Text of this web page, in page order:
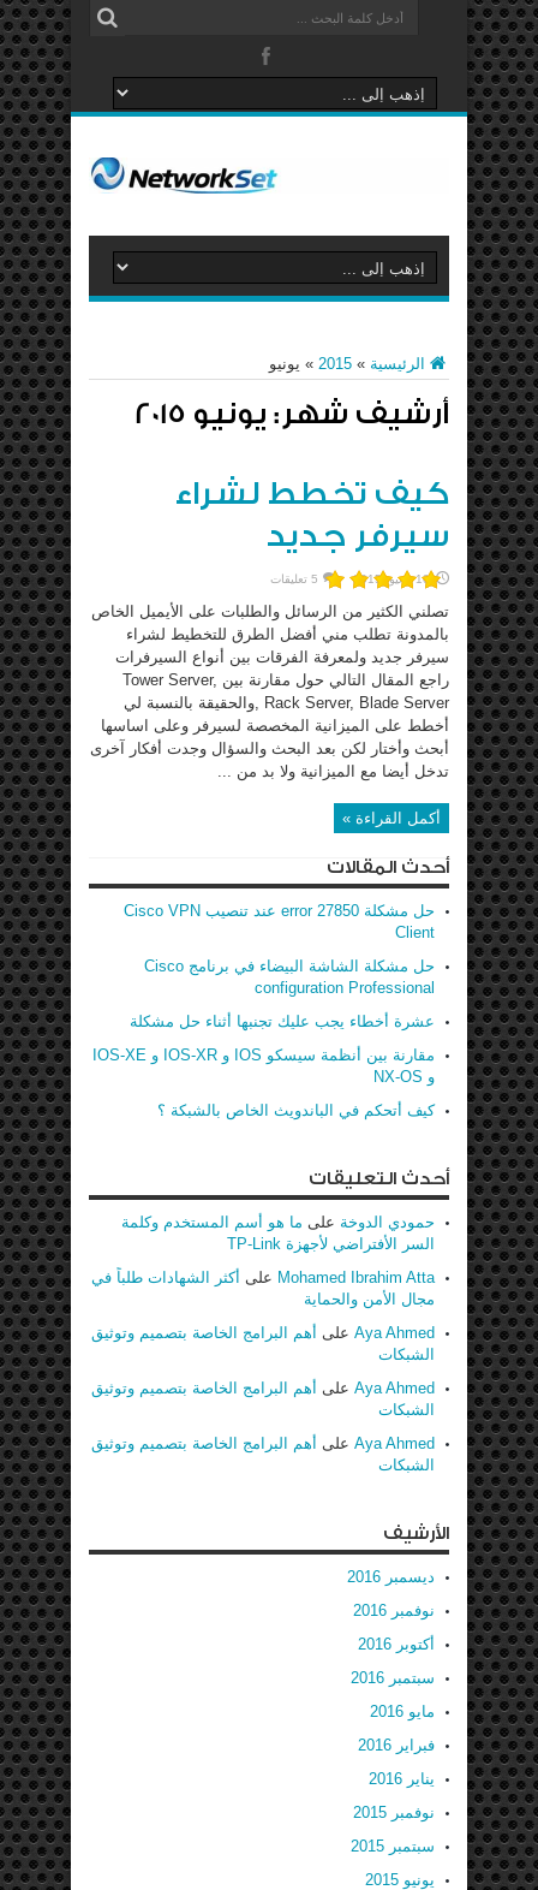
الرئيسية »
2015
» يونيو
أرشيف شهر: يونيو 2015
كيف تخطط لشراء
سيرفر جديد
10 يونيو، 2015 5 تعليقات
تصلني الكثير من الرسائل والطلبات على الأيميل الخاص
بالمدونة تطلب مني أفضل الطرق للتخطيط لشراء
سيرفر جديد ولمعرفة الفرقات بين أنواع السيرفرات
راجع المقال التالي حول مقارنة بين Tower Server,
Rack Server, Blade Server ,والحقيقة بالنسبة لي
أخطط على الميزانية المخصصة لسيرفر وعلى اساسها
أبحث وأختار لكن بعد البحث والسؤال وجدت أفكار آخرى
تدخل أيضا مع الميزانية ولا بد من ...
أكمل القراءة »
أحدث المقالات
حل مشكلة error 27850 عند تنصيب Cisco VPN
Client
حل مشكلة الشاشة البيضاء في برنامج Cisco
configuration Professional
عشرة أخطاء يجب عليك تجنبها أثناء حل مشكلة
مقارنة بين أنظمة سيسكو IOS و IOS-XR و IOS-XE
و NX-OS
كيف أتحكم في الباندويث الخاص بالشبكة ؟
أحدث التعليقات
حمودي الدوخة على ما هو أسم المستخدم وكلمة
السر الأفتراضي لأجهزة TP-Link
Mohamed Ibrahim Atta على أكثر الشهادات طلباً في
مجال الأمن والحماية
Aya Ahmed على أهم البرامج الخاصة بتصميم وتوثيق
الشبكات
Aya Ahmed على أهم البرامج الخاصة بتصميم وتوثيق
الشبكات
Aya Ahmed على أهم البرامج الخاصة بتصميم وتوثيق
الشبكات
الأرشيف
ديسمبر 2016
نوفمبر 2016
أكتوبر 2016
سبتمبر 2016
مايو 2016
فبراير 2016
يناير 2016
نوفمبر 2015
سبتمبر 2015
يونيو 2015